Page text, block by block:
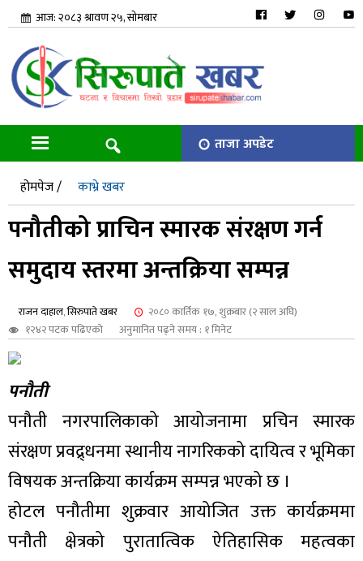
आज: २०८३ श्रावण २५, सोमबार
ताजा अपडेट
होमपेज /
काभ्रे खबर
पनौतीको प्राचिन स्मारक संरक्षण गर्न
समुदाय स्तरमा अन्तक्रिया सम्पन्न
राजन दाहाल,सिरुपाते खबर
२०८० कार्तिक १७, शुक्रबार (२ साल अघि)
१२४२ पटक पढिएको
अनुमानित पढ्ने समय : १ मिनेट
पनौती
पनौती नगरपालिकाको आयोजनामा प्रचिन स्मारक
संरक्षण प्रवद्र्धनमा स्थानीय नागरिकको दायित्व र भूमिका
विषयक अन्तक्रिया कार्यक्रम सम्पन्न भएको छ ।
होटल पनौतीमा शुक्रवार आयोजित उक्त कार्यक्रममा
पनौती क्षेत्रको पुरातात्विक ऐतिहासिक महत्वका